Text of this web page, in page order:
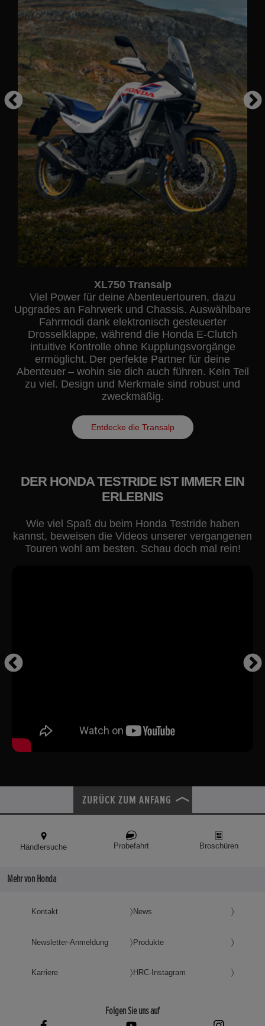
XL750 Transalp
Viel Power für deine Abenteuertouren, dazu
Upgrades an Fahrwerk und Chassis. Auswählbare
Fahrmodi dank elektronisch gesteuerter
Drosselklappe, während die Honda E-Clutch
intuitive Kontrolle ohne Kupplungsvorgänge
ermöglicht. Der perfekte Partner für deine
Abenteuer – wohin sie dich auch führen. Kein Teil
zu viel. Design und Merkmale sind robust und
zweckmäßig.
Entdecke die Transalp
DER HONDA TESTRIDE IST IMMER EIN
ERLEBNIS
Wie viel Spaß du beim Honda Testride haben
kannst, beweisen die Videos unserer vergangenen
Touren wohl am besten. Schau doch mal rein!
ZURÜCK ZUM ANFANG
Händlersuche Probefahrt Broschüren
Mehr von Honda
Kontakt
Newsletter-Anmeldung
Karriere
News
Produkte
HRC-Instagram
Folgen Sie uns auf